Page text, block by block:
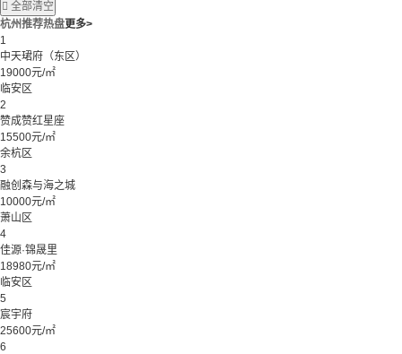
 全部清空
杭州推荐热盘更多>
1
中天珺府（东区）
19000元/㎡
临安区
2
赞成赞红星座
15500元/㎡
余杭区
3
融创森与海之城
10000元/㎡
萧山区
4
佳源·锦晟里
18980元/㎡
临安区
5
宸宇府
25600元/㎡
6